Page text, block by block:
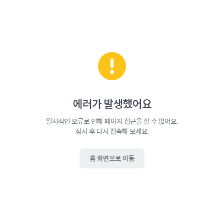
에러가 발생했어요
일시적인 오류로 인해 페이지 접근을 할 수 없어요.
잠시 후 다시 접속해 보세요.
홈 화면으로 이동